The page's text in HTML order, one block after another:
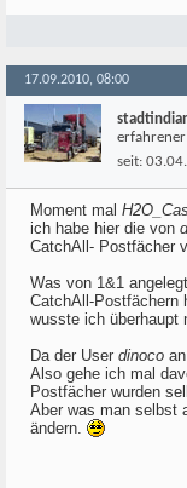
17.09.2010, 08:00
seit:
Moment mal
ich habe hier die von
CatchAll- Postfächer
Was von 1&1
CatchAll-Postfächern
wusste ich überhaupt
Da der User dinoco
Also gehe ich mal
Postfächer wurden
Aber was man selbst
ändern.